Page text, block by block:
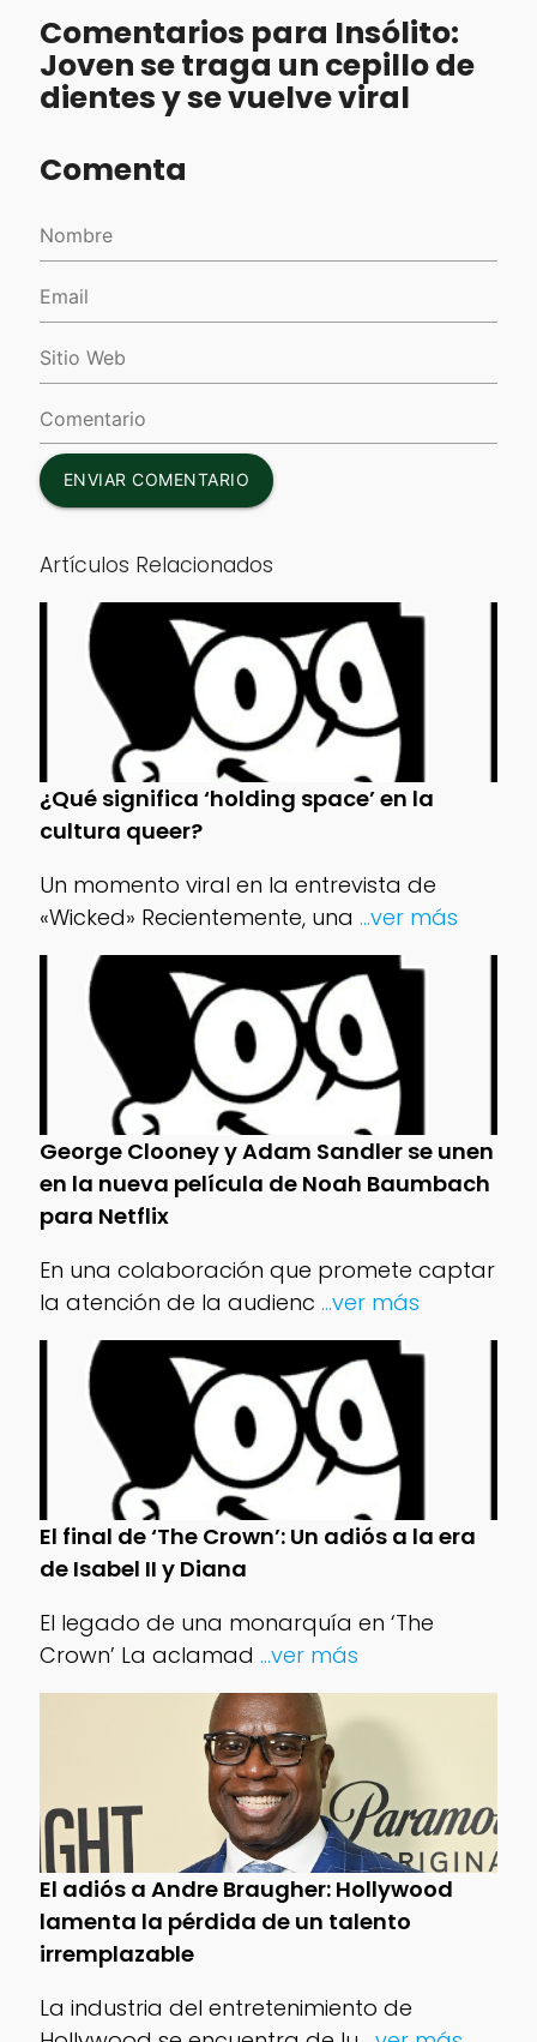
Comentarios para Insólito:
Joven se traga un cepillo de
dientes y se vuelve viral
Comenta
ENVIAR COMENTARIO
Artículos Relacionados
¿Qué significa ‘holding space’ en la
cultura queer?
Un momento viral en la entrevista de
«Wicked» Recientemente, una ...ver más
George Clooney y Adam Sandler se unen
en la nueva película de Noah Baumbach
para Netflix
En una colaboración que promete captar
la atención de la audienc ...ver más
El final de ‘The Crown’: Un adiós a la era
de Isabel II y Diana
El legado de una monarquía en ‘The
Crown’ La aclamad ...ver más
El adiós a Andre Braugher: Hollywood
lamenta la pérdida de un talento
irremplazable
La industria del entretenimiento de